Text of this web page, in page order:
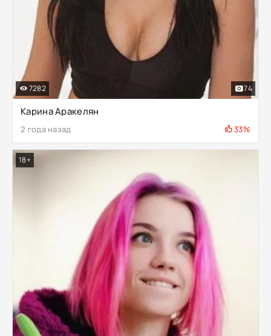
Карина Аракелян
2 года назад 33%
7282 74
18+